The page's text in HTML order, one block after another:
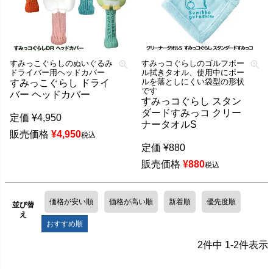
すみっこぐらしのぬいぐるみ
ドライバー用ヘッドカバー
すみっこぐらし ドライ
バー ヘッドカバー
定価 ¥4,950
販売価格 ¥4,950税込
すみっコぐらしのゴルフボー
ル拭きタオル、使用中にボー
ルを落としにくい袋型の形状
です
すみっコぐらし スタン
ダードすみっコ クリー
ナータオルS
定価 ¥880
販売価格 ¥880税込
並び替
え
価格が安い順 価格が高い順 新着順 優先度順
おすすめ順
2件中 1-2件表示